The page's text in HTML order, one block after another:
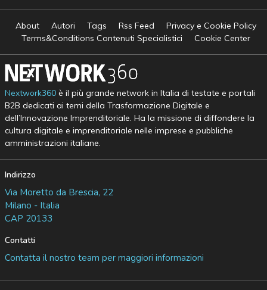
About Autori Tags Rss Feed
Privacy e Cookie Policy
Terms&Conditions Contenuti Specialistici
Cookie Center
Nextwork360è il più grande network in Italia di testate e portali
B2B dedicati ai temi della Trasformazione Digitale e
dell’Innovazione Imprenditoriale. Ha la missione di diffondere la
cultura digitale e imprenditoriale nelle imprese e pubbliche
amministrazioni italiane.
Indirizzo
Via Moretto da Brescia, 22
Milano - Italia
CAP 20133
Contatti
Contatta il nostro team per maggiori informazioni